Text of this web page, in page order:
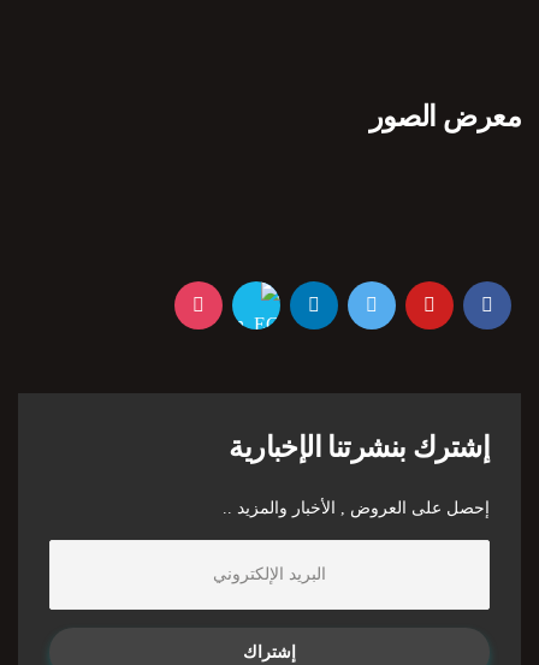
معرض الصور
إشترك بنشرتنا الإخبارية
إحصل على العروض , الأخبار والمزيد ..